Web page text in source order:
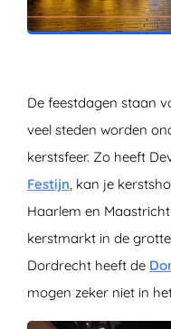
De feestdagen staan
veel steden worden
kerstsfeer. Zo heeft
Festijn , kan je
Haarlem en
kerstmarkt in de
Dordrecht heeft de
mogen zeker niet in